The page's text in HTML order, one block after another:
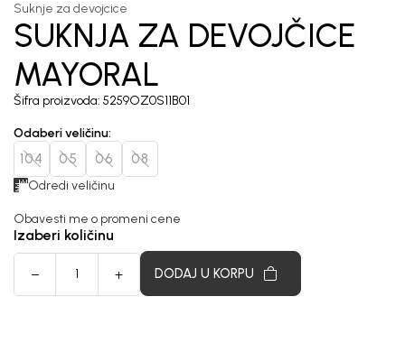
Suknje za devojcice
SUKNJA ZA DEVOJČICE
MAYORAL
Šifra proizvoda: 5259OZ0S11B01
Odaberi veličinu:
104 05 06 08
Odredi veličinu
Obavesti me o promeni cene
Izaberi količinu
DODAJ U KORPU